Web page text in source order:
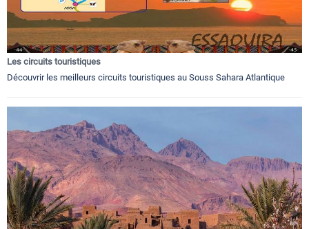
Les circuits touristiques
Découvrir les meilleurs circuits touristiques au Souss Sahara Atlantique